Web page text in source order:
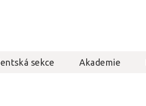
sekce Akademie